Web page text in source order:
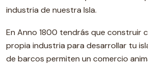
industria de nuestra Isla.
En Anno 1800 tendrás que construir
propia industria para desarrollar tu
de barcos permiten un comercio